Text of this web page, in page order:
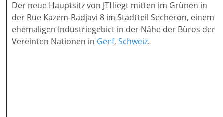
Der neue Hauptsitz von JTI liegt mitten im Grünen in
der Rue Kazem-Radjavi 8 im Stadtteil Secheron, einem
ehemaligen Industriegebiet in der Nähe der Büros der
Vereinten Nationen in Genf, Schweiz.